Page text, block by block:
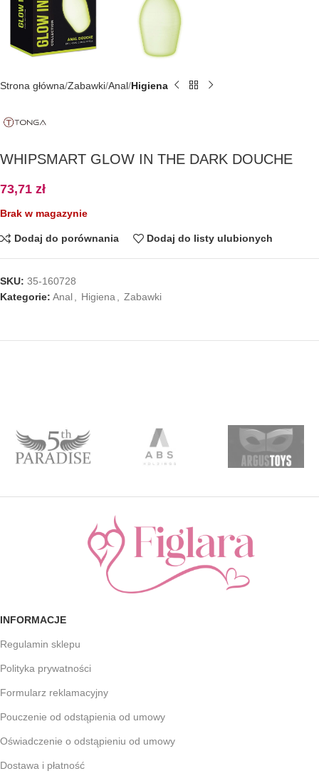
Strona główna Zabawki Anal Higiena
WHIPSMART GLOW IN THE DARK DOUCHE
73,71 zł
Brak w magazynie
Dodaj do porównania Dodaj do listy ulubionych
SKU: 35-160728
Kategorie: Anal Higiena Zabawki
INFORMACJE
Regulamin sklepu
Polityka prywatności
Formularz reklamacyjny
Pouczenie od odstąpienia od umowy
Oświadczenie o odstąpieniu od umowy
Dostawa i płatność